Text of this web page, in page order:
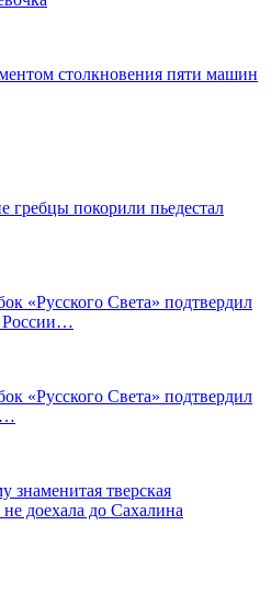
столкновения пяти машин
гребцы покорили пьедестал
«Русского Света» подтвердил
России…
«Русского Света» подтвердил
знаменитая тверская
доехала до Сахалина